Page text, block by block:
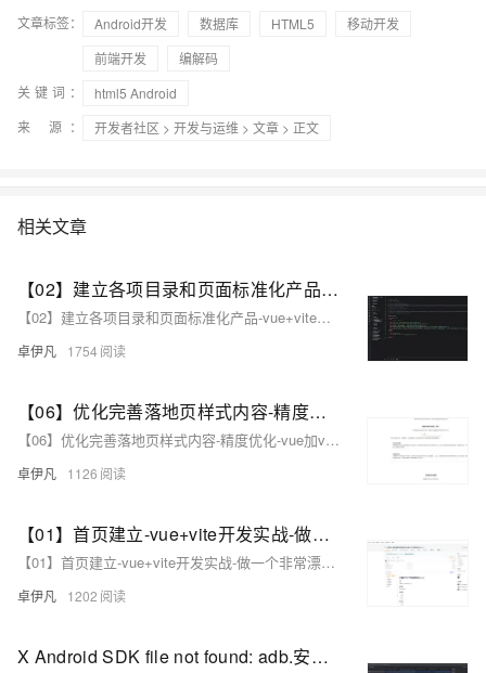
文章标签： Android开发 数据库 HTML5
移动开发
前端开发
编解码
关键词：
html5 Android
来 源：
开发者社区 > 开发与运维 > 文章 > 正文
相关文章
【02】建立各项目录和页面标准化产品-vue+vite开发实战-做一个非常漂亮的APP下载落地页-支持PC和H5自适应提供安卓苹果鸿蒙下载和网页端访问-优雅草卓伊凡
【02】建立各项目录和页面标准化产品-vue+vite开发实战-做一个非常漂亮的APP下载落地页-支持PC和H5自适应提供安卓苹果鸿蒙下载和网页端访问-优雅草卓伊凡
卓伊凡 1754
【06】优化完善落地页样式内容-精度优化-vue加vite开发实战-做一个非常漂亮的APP下载落地页-支持PC和H5自适应提供安卓苹果鸿蒙下载和网页端访问-优雅草卓伊凡
【06】优化完善落地页样式内容-精度优化-vue加vite开发实战-做一个非常漂亮的APP下载落地页-支持PC和H5自适应提供安卓苹果鸿蒙下载和网页端访问-优雅草卓伊凡
卓伊凡 1126
【01】首页建立-vue+vite开发实战-做一个非常漂亮的APP下载落地页-支持PC和H5自适应提供安卓苹果鸿蒙下载和网页端访问-优雅草卓伊凡
【01】首页建立-vue+vite开发实战-做一个非常漂亮的APP下载落地页-支持PC和H5自适应提供安卓苹果鸿蒙下载和网页端访问-优雅草卓伊凡
卓伊凡 1202
X Android SDK file not found: adb.安卓开发常见问题-Android SDK 缺少 `adb`（Android Debug Bridge）-优雅草卓伊凡